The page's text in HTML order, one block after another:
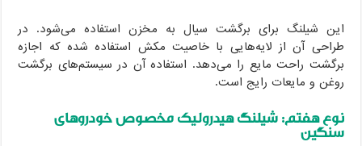
شیلنگ برای برگشت سیال به مخزن استفاده می‌شود. در
آن از لایه‌هایی با خاصیت مکش استفاده شده که اجازه
راحت مایع را می‌دهد. استفاده آن در سیستم‌های برگشت
و مایعات رایج است.
هفتم: شیلنگ هیدرولیک مخصوص خودروهای